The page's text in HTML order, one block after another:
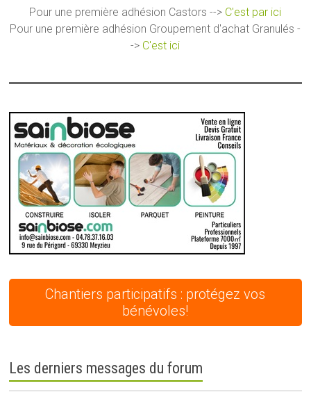
Pour une première adhésion Castors --> C'est par ici
Pour une première adhésion Groupement d'achat Granulés -
-> C'est ici
Chantiers participatifs : protégez vos
bénévoles!
Les derniers messages du forum